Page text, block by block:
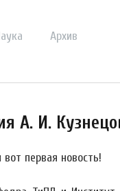
Архив
А. И.
первая новость!